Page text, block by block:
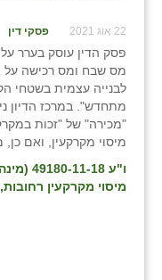
22 אוג 2021 פסקי דין
פסק הדין עוסק בערר
מס שבח ומס רכישה על
לבנייה עצמית בשטחי
מתחדש". במרכז הדיון
"מכירה" של "זכות
מיסוי מקרקעין, ואם כן,
ו"ע
מיסוי מקרקעין רחובות, פס״ד